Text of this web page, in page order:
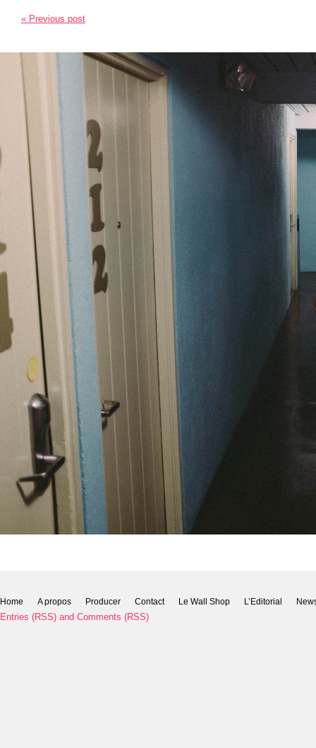
« Previous post
Home A propos Producer Contact Le Wall Shop L’Editorial
Entries (RSS) and Comments (RSS)